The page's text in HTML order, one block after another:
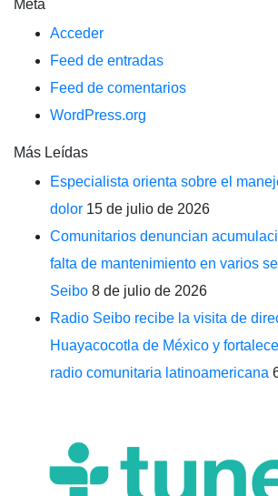
Meta
Acceder
Feed de entradas
Feed de comentarios
WordPress.org
Más Leídas
Especialista orienta sobre el
dolor 15 de julio de 2026
Comunitarios denuncian
falta de mantenimiento en varios
Seibo 8 de julio de 2026
Radio Seibo recibe la visita de
Huayacocotla de México y
radio comunitaria latinoamericana